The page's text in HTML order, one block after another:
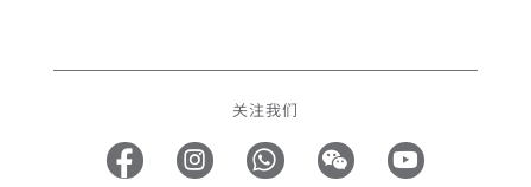
关注我们